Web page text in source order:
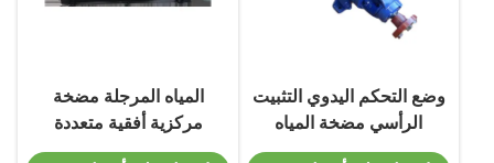
وضع التحكم اليدوي التثبيت
الرأسي مضخة المياه
الغذائية
المياه المرجلة مضخة
مركزية أفقية متعددة
المراحل مع محرك مباشر D